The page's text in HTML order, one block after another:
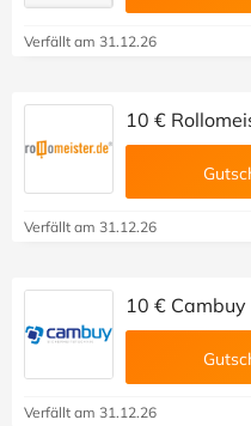
Verfällt am 31.12.26
10 €
Verfällt am 31.12.26
10 €
Verfällt am 31.12.26